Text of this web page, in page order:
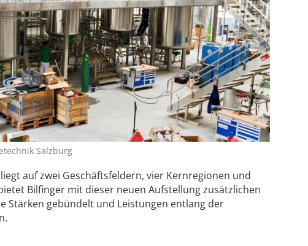
Salzburg
auf zwei Geschäftsfeldern, vier Kernregionen und
Bilfinger mit dieser neuen Aufstellung zusätzlichen
Stärken gebündelt und Leistungen entlang der